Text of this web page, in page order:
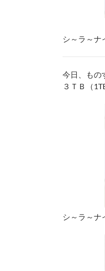
シ～ラ～ナ
今日、もの
３ＴＢ（
シ～ラ～ナ